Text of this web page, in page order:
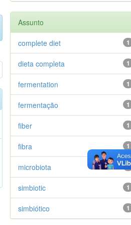
Assunto
1
complete diet
1
dieta completa
1
fermentation
1
fermentação
1
fiber
1
fibra
1
microbiota
1
simbiotic
1
simbiótico